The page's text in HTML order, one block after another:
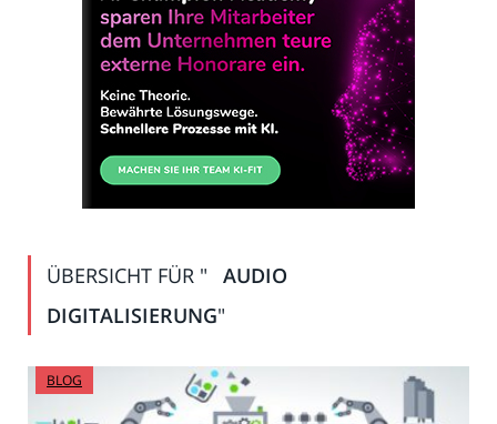
ÜBERSICHT FÜR "
AUDIO
DIGITALISIERUNG"
BLOG